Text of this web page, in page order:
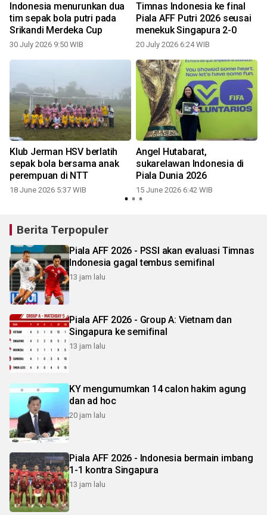
Indonesia menurunkan dua
tim sepak bola putri pada
Srikandi Merdeka Cup
30 July 2026 9:50 WIB
Timnas Indonesia ke final
Piala AFF Putri 2026 seusai
menekuk Singapura 2-0
20 July 2026 6:24 WIB
Klub Jerman HSV berlatih
sepak bola bersama anak
perempuan di NTT
18 June 2026 5:37 WIB
Angel Hutabarat,
sukarelawan Indonesia di
Piala Dunia 2026
15 June 2026 6:42 WIB
Berita Terpopuler
Piala AFF 2026 - PSSI akan evaluasi Timnas
Indonesia gagal tembus semifinal
13 jam lalu
Piala AFF 2026 - Group A: Vietnam dan
Singapura ke semifinal
13 jam lalu
KY mengumumkan 14 calon hakim agung
dan ad hoc
20 jam lalu
Piala AFF 2026 - Indonesia bermain imbang
1-1 kontra Singapura
13 jam lalu